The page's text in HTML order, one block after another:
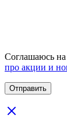
Соглашаюсь
про акции и